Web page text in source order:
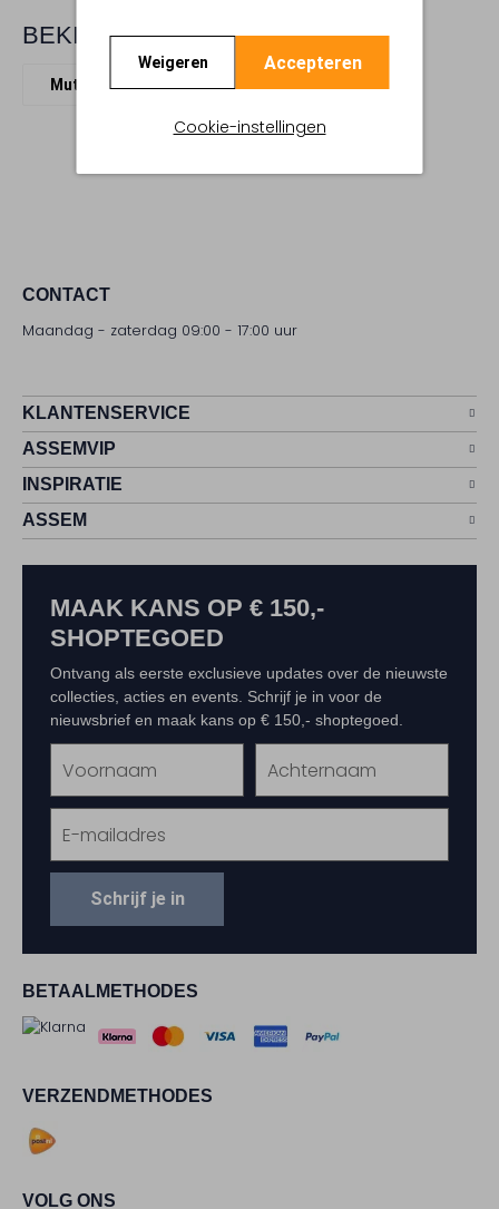
Weigeren Accepteren
Cookie-instellingen
BEKIJK MEER
Mutsen Ugg
CONTACT
Maandag - zaterdag 09:00 - 17:00 uur
KLANTENSERVICE
ASSEMVIP
INSPIRATIE
ASSEM
BETAALMETHODES
VERZENDMETHODES
VOLG ONS
MAAK KANS OP € 150,-
SHOPTEGOED
Ontvang als eerste exclusieve updates over de nieuwste
collecties, acties en events. Schrijf je in voor de
nieuwsbrief en maak kans op € 150,- shoptegoed.
Schrijf je in